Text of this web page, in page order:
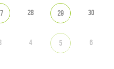
28 29 30
4 5 6